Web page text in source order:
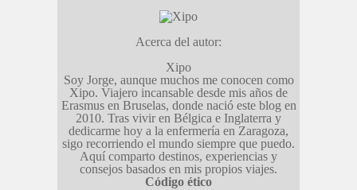
Acerca del autor:
Xipo
Soy Jorge, aunque muchos me conocen como
Xipo. Viajero incansable desde mis años de
Erasmus en Bruselas, donde nació este blog en
2010. Tras vivir en Bélgica e Inglaterra y
dedicarme hoy a la enfermería en Zaragoza,
sigo recorriendo el mundo siempre que puedo.
Aquí comparto destinos, experiencias y
consejos basados en mis propios viajes.
Código ético